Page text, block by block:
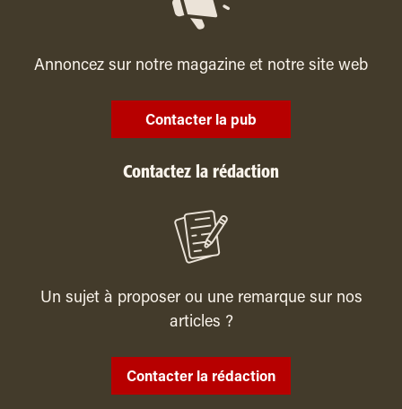
Annoncez sur notre magazine et notre site web
Contacter la pub
Contactez la rédaction
Un sujet à proposer ou une remarque sur nos
articles ?
Contacter la rédaction